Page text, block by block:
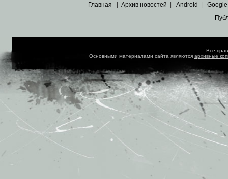
Главная | Архив новостей | Android | Google
Все
Основными материалами сайта являются архивные